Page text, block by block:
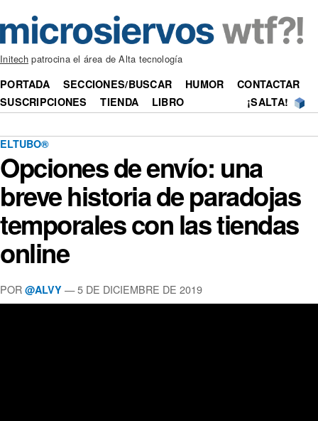
Initech patrocina el área de Alta tecnología
PORTADA SECCIONES/BUSCAR HUMOR
CONTACTAR
SUSCRIPCIONES
TIENDA LIBRO ¡SALTA!
ELTUBO®
Opciones de envío: una
breve historia de paradojas
temporales con las tiendas
online
POR @ALVY —5 DE DICIEMBRE DE 2019